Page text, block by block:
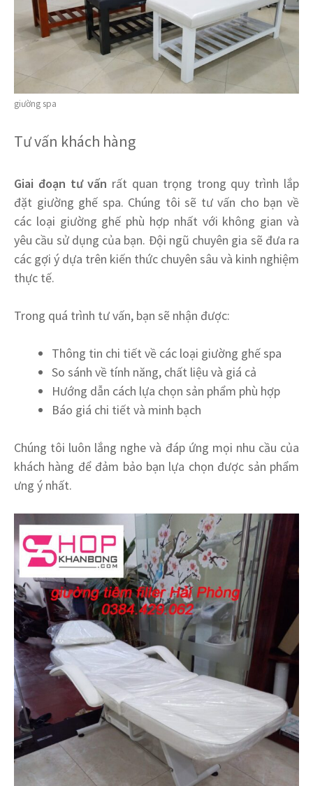
giường spa
Tư vấn khách hàng
Giai đoạn tư vấn rất quan trọng trong quy trình lắp
đặt giường ghế spa. Chúng tôi sẽ tư vấn cho bạn về
các loại giường ghế phù hợp nhất với không gian và
yêu cầu sử dụng của bạn. Đội ngũ chuyên gia sẽ đưa ra
các gợi ý dựa trên kiến thức chuyên sâu và kinh nghiệm
thực tế.
Trong quá trình tư vấn, bạn sẽ nhận được:
Thông tin chi tiết về các loại giường ghế spa
So sánh về tính năng, chất liệu và giá cả
Hướng dẫn cách lựa chọn sản phẩm phù hợp
Báo giá chi tiết và minh bạch
Chúng tôi luôn lắng nghe và đáp ứng mọi nhu cầu của
khách hàng để đảm bảo bạn lựa chọn được sản phẩm
ưng ý nhất.